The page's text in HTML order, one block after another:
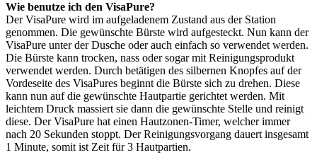
Wie benutze ich den VisaPure?
Der VisaPure wird im aufgeladenem Zustand aus der Station
genommen. Die gewünschte Bürste wird aufgesteckt. Nun kann der
VisaPure unter der Dusche oder auch einfach so verwendet werden.
Die Bürste kann trocken, nass oder sogar mit Reinigungsprodukt
verwendet werden. Durch betätigen des silbernen Knopfes auf der
Vordeseite des VisaPures beginnt die Bürste sich zu drehen. Diese
kann nun auf die gewünschte Hautpartie gerichtet werden. Mit
leichtem Druck massiert sie dann die gewünschte Stelle und reinigt
diese. Der VisaPure hat einen Hautzonen-Timer, welcher immer
nach 20 Sekunden stoppt. Der Reinigungsvorgang dauert insgesamt
1 Minute, somit ist Zeit für 3 Hautpartien.